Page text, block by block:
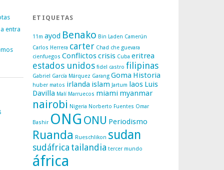
entra
ETIQUETAS
11m ayod Benako Bin Laden Camerún
Carlos Herrera carter Chad che guevara
cienfuegos Conflictoscrisis Cuba eritrea
estados unidos fidel castro filipinas
Gabriel García Márquez Garang Goma Historia
huber matos irlanda islam Jartum laos Luis
Davilla Malí Marruecos miami myanmar
nairobi Nigeria Norberto Fuentes Omar
Bashir ONG ONU Periodismo
Ruanda Rueschlikon sudan
sudáfrica tailandia tercer mundo
áfrica